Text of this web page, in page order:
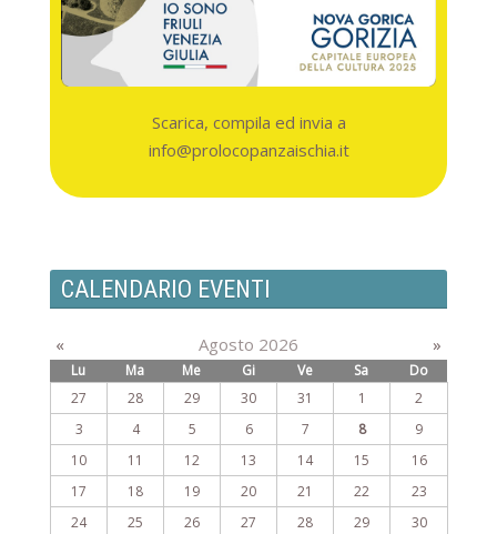
Scarica, compila ed invia a
info@prolocopanzaischia.it
CALENDARIO EVENTI
« Agosto 2026 »
Lu Ma Me Gi Ve Sa
Do
27
28 29 30 31 1
2
3
4 5 6 7 8
9
10
11 12 13 14 15
16
17
18 19 20 21 22
23
24
25 26 27 28 29
30